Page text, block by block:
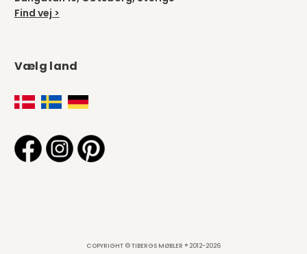
Find vej >
Vælg land
COPYRIGHT © TIBERGS MØBLER ® 2012-2026